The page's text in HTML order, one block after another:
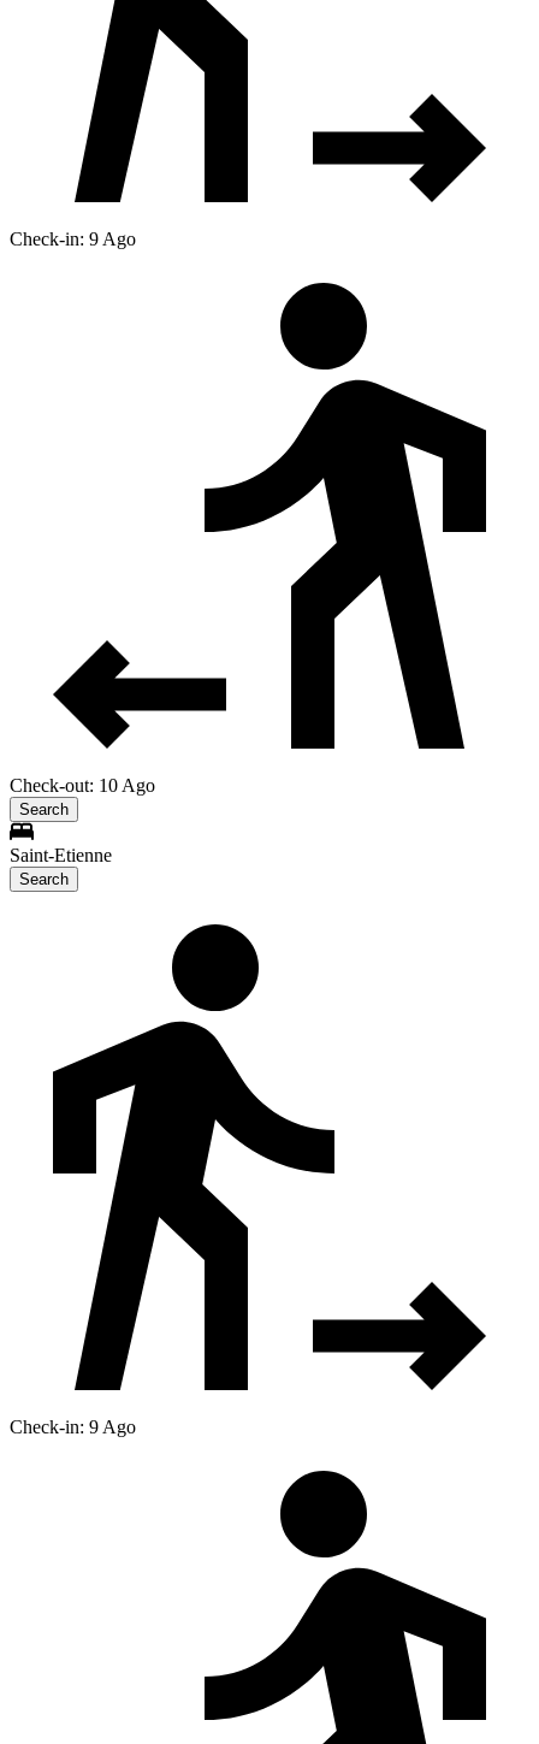
Check-in: 9 Ago
Check-out: 10 Ago
Search
Saint-Etienne
Search
Check-in: 9 Ago